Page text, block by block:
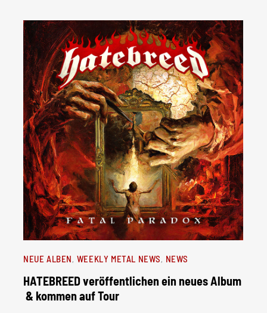
NEUE ALBEN WEEKLY METAL NEWS NEWS
HATEBREED veröffentlichen ein neues Album
& kommen auf Tour